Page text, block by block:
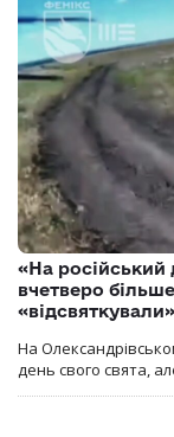
«На
вчетверо
«відсвяткували»
На
день свого свята,